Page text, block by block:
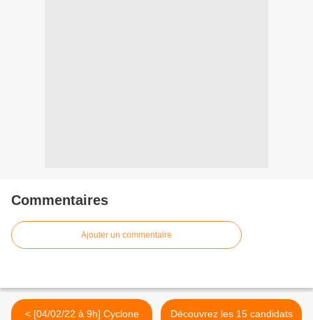
Commentaires
Ajouter un commentaire
< [04/02/22 à 9h] Cyclone
Découvrez les 15 candidats